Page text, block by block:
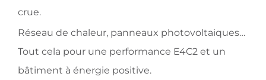
crue.
Réseau de chaleur, panneaux photovoltaiques…
Tout cela pour une performance E4C2 et un
bâtiment à énergie positive.